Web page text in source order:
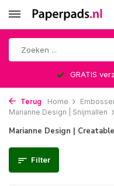
Altijd
Terug Home
Marianne Design | Snijmallen
Marianne Design |
Filter